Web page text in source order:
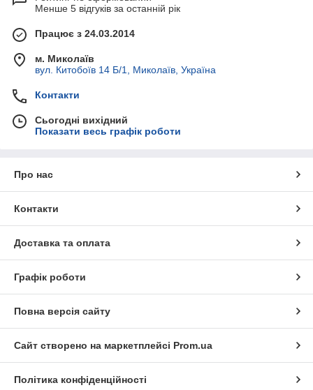
Менше 5 відгуків за останній рік
Працює з 24.03.2014
м. Миколаїв
вул. Китобоїв 14 Б/1, Миколаїв, Україна
Контакти
Сьогодні вихідний
Показати весь графік роботи
Про нас
Контакти
Доставка та оплата
Графік роботи
Повна версія сайту
Сайт створено на маркетплейсі Prom.ua
Політика конфіденційності